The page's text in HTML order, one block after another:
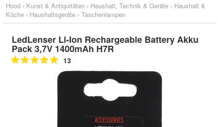
Hood › Kunst & Antiquitäten › Haushalt, Technik & Geräte › Haushalt &
Küche › Haushaltsgeräte › Taschenlampen
LedLenser Li-Ion Rechargeable Battery Akku
Pack 3,7V 1400mAh H7R
13